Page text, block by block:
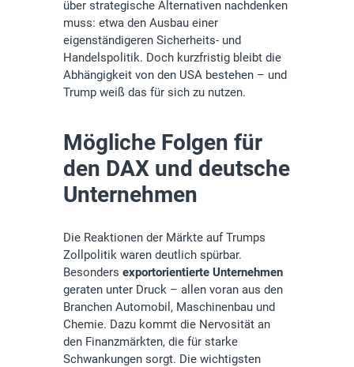
über strategische Alternativen nachdenken
muss: etwa den Ausbau einer
eigenständigeren Sicherheits- und
Handelspolitik. Doch kurzfristig bleibt die
Abhängigkeit von den USA bestehen – und
Trump weiß das für sich zu nutzen.
Mögliche Folgen für
den DAX und deutsche
Unternehmen
Die Reaktionen der Märkte auf Trumps
Zollpolitik waren deutlich spürbar.
Besonders exportorientierte Unternehmen
geraten unter Druck – allen voran aus den
Branchen Automobil, Maschinenbau und
Chemie. Dazu kommt die Nervosität an
den Finanzmärkten, die für starke
Schwankungen sorgt. Die wichtigsten